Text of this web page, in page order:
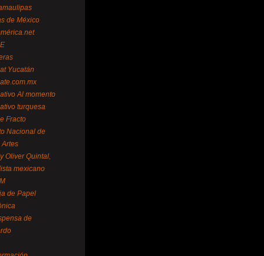
de México
Yucatán
Al momento
turquesa
Fracto
Nacional de
Artes
Oliver Quintal,
mexicano
de Papel
de